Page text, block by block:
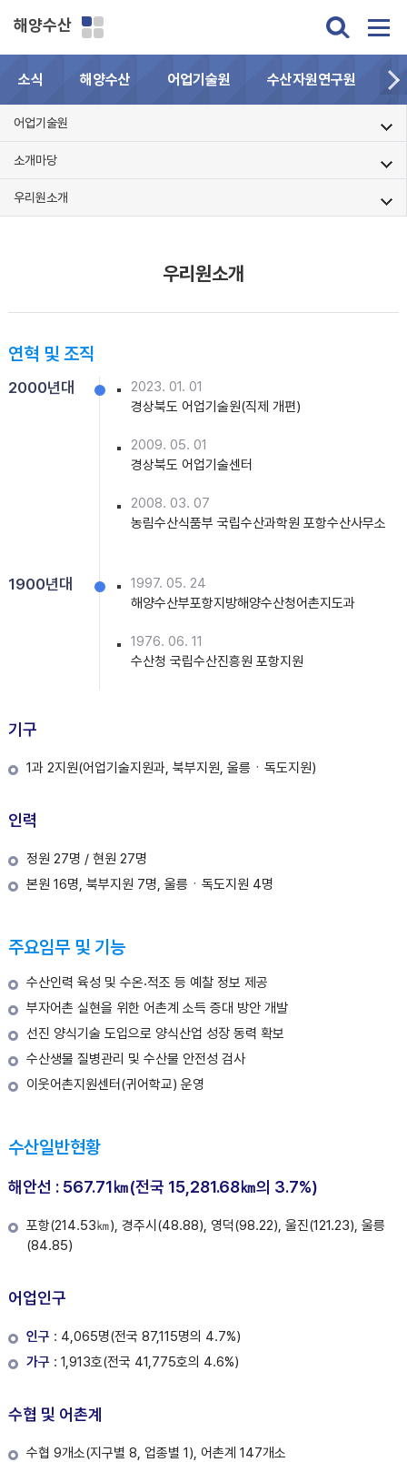
해양수산
소식 해양수산 어업기술원 수산자원연구원
어업기술원
소개마당
우리원소개
우리원소개
연혁 및 조직
2000년대
2023. 01. 01
경상북도 어업기술원(직제 개편)
2009. 05. 01
경상북도 어업기술센터
2008. 03. 07
농림수산식품부 국립수산과학원 포항수산사무소
1900년대
1997. 05. 24
해양수산부포항지방해양수산청어촌지도과
1976. 06. 11
수산청 국립수산진흥원 포항지원
기구
1과 2지원(어업기술지원과, 북부지원, 울릉ㆍ독도지원)
인력
정원 27명 / 현원 27명
본원 16명, 북부지원 7명, 울릉ㆍ독도지원 4명
주요임무 및 기능
수산인력 육성 및 수온⸳적조 등 예찰 정보 제공
부자어촌 실현을 위한 어촌계 소득 증대 방안 개발
선진 양식기술 도입으로 양식산업 성장 동력 확보
수산생물 질병관리 및 수산물 안전성 검사
이웃어촌지원센터(귀어학교) 운영
수산일반현황
해안선 : 567.71㎞(전국 15,281.68㎞의 3.7%)
포항(214.53㎞), 경주시(48.88), 영덕(98.22), 울진(121.23), 울릉
(84.85)
어업인구
인구 : 4,065명(전국 87,115명의 4.7%)
가구 : 1,913호(전국 41,775호의 4.6%)
수협 및 어촌계
수협 9개소(지구별 8, 업종별 1), 어촌계 147개소